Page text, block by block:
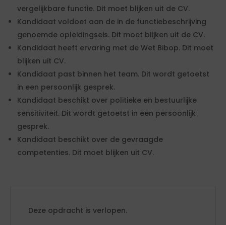
vergelijkbare functie. Dit moet blijken uit de CV.
Kandidaat voldoet aan de in de functiebeschrijving
genoemde opleidingseis. Dit moet blijken uit de CV.
Kandidaat heeft ervaring met de Wet Bibop. Dit moet
blijken uit CV.
Kandidaat past binnen het team. Dit wordt getoetst
in een persoonlijk gesprek.
Kandidaat beschikt over politieke en bestuurlijke
sensitiviteit. Dit wordt getoetst in een persoonlijk
gesprek.
Kandidaat beschikt over de gevraagde
competenties. Dit moet blijken uit CV.
Deze opdracht is verlopen.